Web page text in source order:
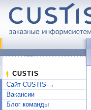
CUSTIS
Сайт CUSTIS →
Вакансии
Блог команды